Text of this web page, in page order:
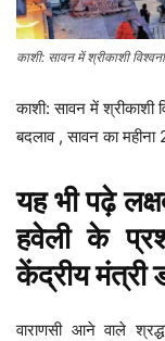
काशी: सावन में श्रीकाशी
काशी: सावन में श्रीकाशी
बदलाव , सावन का
यह भी पढ़े
हवेली के
केंद्रीय मंत्री
वाराणसी आने वाले